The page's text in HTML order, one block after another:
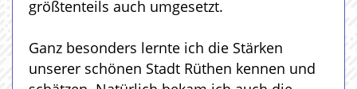
größtenteils auch umgesetzt.
Ganz besonders lernte ich die Stärken
unserer schönen Stadt Rüthen kennen und